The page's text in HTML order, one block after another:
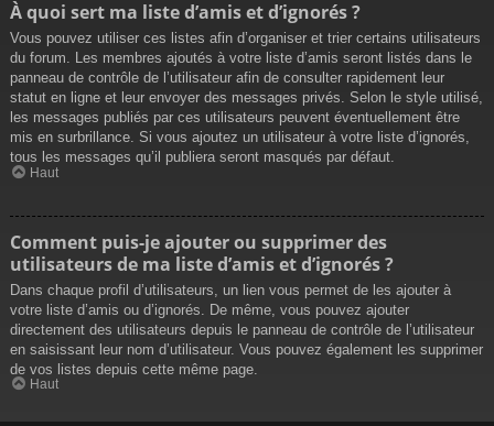
À quoi sert ma liste d’amis et d’ignorés ?
Vous pouvez utiliser ces listes afin d’organiser et trier certains utilisateurs
du forum. Les membres ajoutés à votre liste d’amis seront listés dans le
panneau de contrôle de l’utilisateur afin de consulter rapidement leur
statut en ligne et leur envoyer des messages privés. Selon le style utilisé,
les messages publiés par ces utilisateurs peuvent éventuellement être
mis en surbrillance. Si vous ajoutez un utilisateur à votre liste d’ignorés,
tous les messages qu’il publiera seront masqués par défaut.
Haut
Comment puis-je ajouter ou supprimer des
utilisateurs de ma liste d’amis et d’ignorés ?
Dans chaque profil d’utilisateurs, un lien vous permet de les ajouter à
votre liste d’amis ou d’ignorés. De même, vous pouvez ajouter
directement des utilisateurs depuis le panneau de contrôle de l’utilisateur
en saisissant leur nom d’utilisateur. Vous pouvez également les supprimer
de vos listes depuis cette même page.
Haut